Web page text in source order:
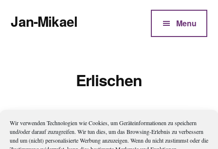
Wir verwenden Technologien wie Cookies, um Geräteinformationen zu speichern
und/oder darauf zuzugreifen. Wir tun dies, um das Browsing-Erlebnis zu verbessern
und um (nicht) personalisierte Werbung anzuzeigen. Wenn du nicht zustimmst oder die
Inhalt
springen
menu
Jan-Mikael Menu
Erlischen